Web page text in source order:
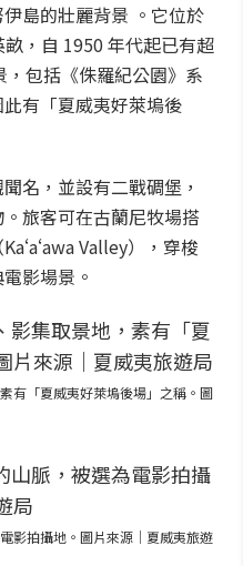
島的壯麗背景 。它位於
，自 1950 年代起已有超
包括《侏羅紀公園》系
有「夏威夷好萊塢後
名，並設有二戰碉堡，
旅客可在古蘭尼牧場搭
Valley），穿梭
影場景。
有「夏威夷好萊塢後場」之稱。圖
影拍攝地。圖片來源｜夏威夷旅遊